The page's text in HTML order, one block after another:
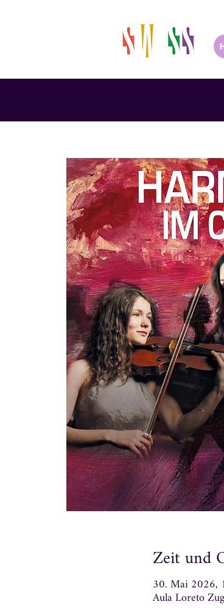
Zeit und
30. Mai 2026,
Aula Loreto